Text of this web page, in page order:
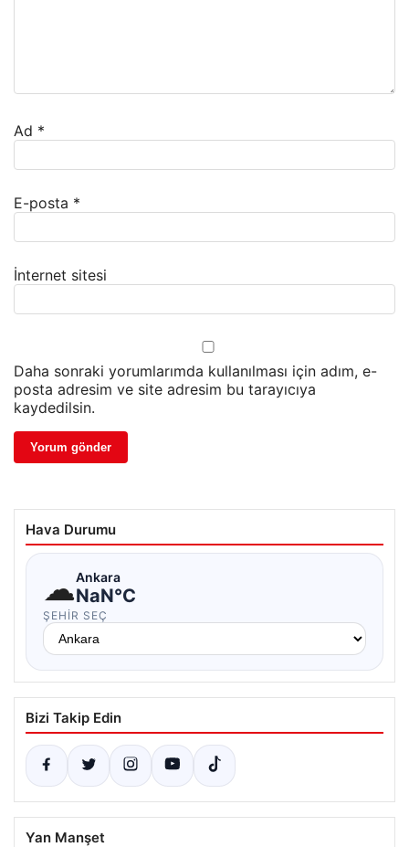
Ad *
E-posta *
İnternet sitesi
Daha sonraki yorumlarımda kullanılması için adım, e-
posta adresim ve site adresim bu tarayıcıya
kaydedilsin.
Hava Durumu
☁Ankara
NaN°C
ŞEHIR SEÇ
Bizi Takip Edin
Yan Manşet